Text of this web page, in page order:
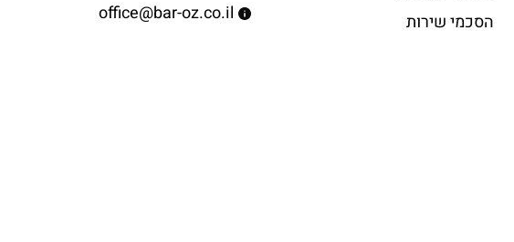
הסכמי שירות
office@bar-oz.co.il